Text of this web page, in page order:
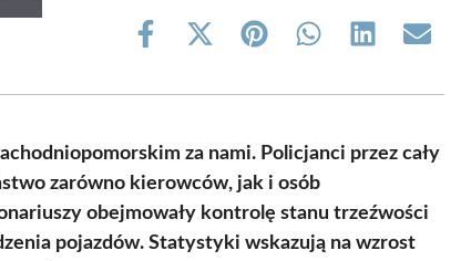
Share
Share
(Twitter)
Share Share Share Share
za nami. Policjanci przez cały
zarówno kierowców, jak i osób
obejmowały kontrolę stanu trzeźwości
pojazdów. Statystyki wskazują na wzrost